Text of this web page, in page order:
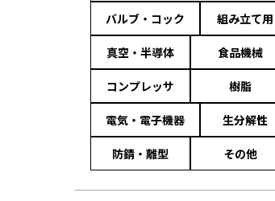
バルブ・コック 組み立て用
真空・半導体 食品機械
コンプレッサ 樹脂
電気・電子機器 生分解性
防錆・離型 その他